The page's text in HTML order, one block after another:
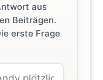
aus
Beiträgen.
erste Frage